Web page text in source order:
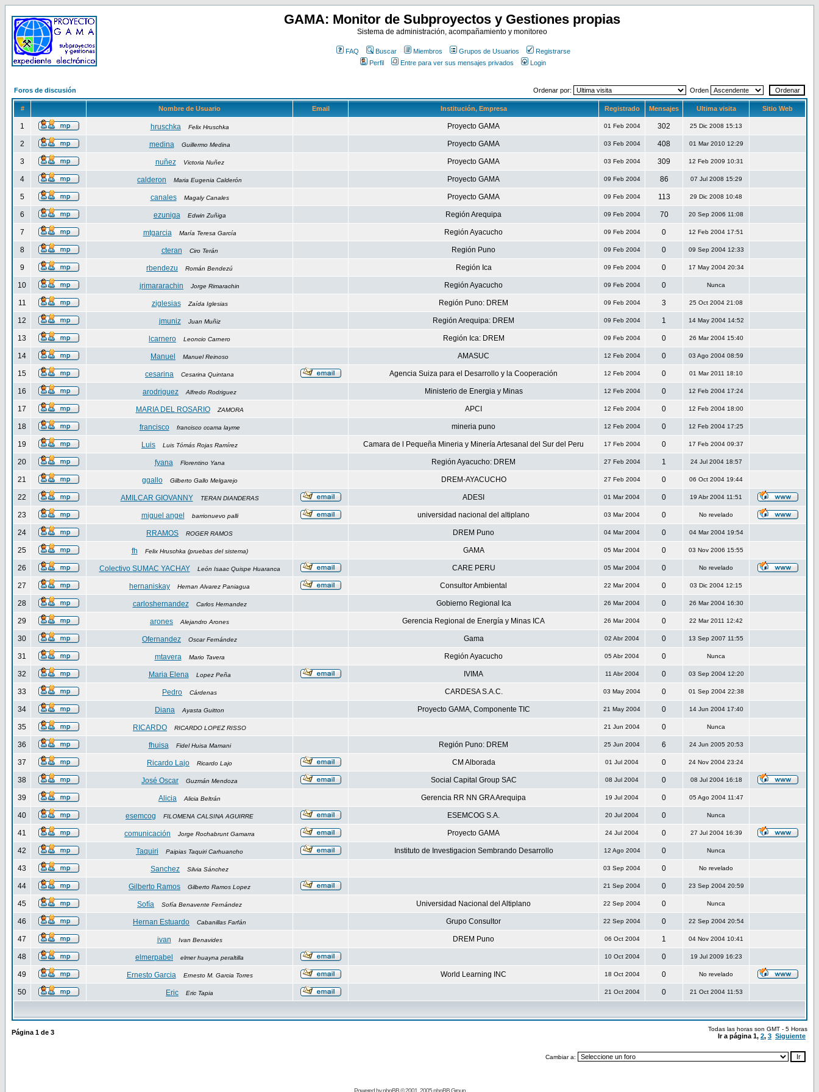
GAMA: Monitor de Subproyectos y Gestiones propias
Sistema de administración, acompañamiento y monitoreo
FAQ Buscar Miembros Grupos de Usuarios
Registrarse
Perfil
Entre para ver sus mensajes privados Login
Foros de discusión Ordenar por: Orden
# Nombre de Usuario Email Institución, Empresa Registrado Mensajes Ultima visita Sitio Web
1 hruschka Felix Hruschka Proyecto GAMA 01 Feb 2004 302 25 Dic 2008 15:13
2 medina Guillermo Medina Proyecto GAMA 03 Feb 2004 408 01 Mar 2010 12:29
3 nuñez Victoria Nuñez Proyecto GAMA 03 Feb 2004 309 12 Feb 2009 10:31
4 calderon Maria Eugenia Calderón Proyecto GAMA 09 Feb 2004 86 07 Jul 2008 15:29
5 canales Magaly Canales Proyecto GAMA 09 Feb 2004 113 29 Dic 2008 10:48
6 ezuniga Edwin Zuñiga Región Arequipa 09 Feb 2004 70 20 Sep 2006 11:08
7 mtgarcia María Teresa García Región Ayacucho 09 Feb 2004 0 12 Feb 2004 17:51
8 cteran Ciro Terán Región Puno 09 Feb 2004 0 09 Sep 2004 12:33
9 rbendezu Román Bendezú Región Ica 09 Feb 2004 0 17 May 2004 20:34
10 jrimararachin Jorge Rimarachin Región Ayacucho 09 Feb 2004 0 Nunca
11 ziglesias Zaída Iglesias Región Puno: DREM 09 Feb 2004 3 25 Oct 2004 21:08
12 jmuniz Juan Muñiz Región Arequipa: DREM 09 Feb 2004 1 14 May 2004 14:52
13 lcarnero Leoncio Carnero Región Ica: DREM 09 Feb 2004 0 26 Mar 2004 15:40
14 Manuel Manuel Reinoso AMASUC 12 Feb 2004 0 03 Ago 2004 08:59
15 cesarina Cesarina Quintana Agencia Suiza para el Desarrollo y la Cooperación 12 Feb 2004 0 01 Mar 2011 18:10
16 arodriguez Alfredo Rodriguez Ministerio de Energia y Minas 12 Feb 2004 0 12 Feb 2004 17:24
17 MARIA DEL ROSARIO ZAMORA APCI 12 Feb 2004 0 12 Feb 2004 18:00
18 francisco francisco ccama layme mineria puno 12 Feb 2004 0 12 Feb 2004 17:25
19 Luis Luis Tómás Rojas Ramírez Camara de l Pequeña Mineria y Minería Artesanal del Sur del Peru 17 Feb 2004 0 17 Feb 2004 09:37
20 fyana Florentino Yana Región Ayacucho: DREM 27 Feb 2004 1 24 Jul 2004 18:57
21 ggallo Gilberto Gallo Melgarejo DREM-AYACUCHO 27 Feb 2004 0 06 Oct 2004 19:44
22 AMILCAR GIOVANNY TERAN DIANDERAS ADESI 01 Mar 2004 0 19 Abr 2004 11:51
23 miguel angel barrionuevo palli universidad nacional del altiplano 03 Mar 2004 0 No revelado
24 RRAMOS ROGER RAMOS DREM Puno 04 Mar 2004 0 04 Mar 2004 19:54
25 fh Felix Hruschka (pruebas del sistema) GAMA 05 Mar 2004 0 03 Nov 2006 15:55
26 Colectivo SUMAC YACHAY León Isaac Quispe Huaranca CARE PERU 05 Mar 2004 0 No revelado
27 hernaniskay Hernan Alvarez Paniagua Consultor Ambiental 22 Mar 2004 0 03 Dic 2004 12:15
28 carloshernandez Carlos Hernandez Gobierno Regional Ica 26 Mar 2004 0 26 Mar 2004 16:30
29 arones Alejandro Arones Gerencia Regional de Energía y Minas ICA 26 Mar 2004 0 22 Mar 2011 12:42
30 Ofernandez Oscar Fernández Gama 02 Abr 2004 0 13 Sep 2007 11:55
31 mtavera Mario Tavera Región Ayacucho 05 Abr 2004 0 Nunca
32 Maria Elena Lopez Peña IVIMA 11 Abr 2004 0 03 Sep 2004 12:20
33 Pedro Cárdenas CARDESA S.A.C. 03 May 2004 0 01 Sep 2004 22:38
34 Diana Ayasta Guitton Proyecto GAMA, Componente TIC 21 May 2004 0 14 Jun 2004 17:40
35 RICARDO RICARDO LOPEZ RISSO 21 Jun 2004 0 Nunca
36 fhuisa Fidel Huisa Mamani Región Puno: DREM 25 Jun 2004 6 24 Jun 2005 20:53
37 Ricardo Lajo Ricardo Lajo CM Alborada 01 Jul 2004 0 24 Nov 2004 23:24
38 José Oscar Guzmán Mendoza Social Capital Group SAC 08 Jul 2004 0 08 Jul 2004 16:18
39 Alicia Alicia Beltrán Gerencia RR NN GRA Arequipa 19 Jul 2004 0 05 Ago 2004 11:47
40 esemcog FILOMENA CALSINA AGUIRRE ESEMCOG S.A. 20 Jul 2004 0 Nunca
41 comunicación Jorge Rochabrunt Gamarra Proyecto GAMA 24 Jul 2004 0 27 Jul 2004 16:39
42 Taquiri Paipias Taquiri Carhuancho Instituto de Investigacion Sembrando Desarrollo 12 Ago 2004 0 Nunca
43 Sanchez Silvia Sánchez 03 Sep 2004 0 No revelado
44 Gilberto Ramos Gilberto Ramos Lopez 21 Sep 2004 0 23 Sep 2004 20:59
45 Sofía Sofía Benavente Fernández Universidad Nacional del Altiplano 22 Sep 2004 0 Nunca
46 Hernan Estuardo Cabanillas Farfán Grupo Consultor 22 Sep 2004 0 22 Sep 2004 20:54
47 ivan Ivan Benavides DREM Puno 06 Oct 2004 1 04 Nov 2004 10:41
48 elmerpabel elmer huayna peraltilla 10 Oct 2004 0 19 Jul 2009 16:23
49 Ernesto Garcia Ernesto M. Garcia Torres World Learning INC 18 Oct 2004 0 No revelado
50 Eric Eric Tapia 21 Oct 2004 0 21 Oct 2004 11:53
Página 1 de 3 Todas las horas son GMT - 5 Horas
Ir a página 1, 2, 3 Siguiente
Cambiar a:
Powered byphpBB© 2001, 2005 phpBB Group